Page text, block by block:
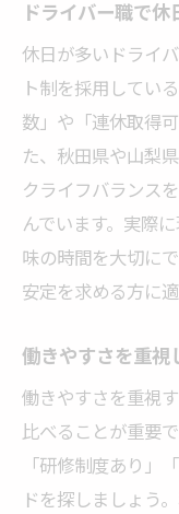
ドライバー職で
休日が多いドライ
ト制を採用してい
数」や「連休取得
た、秋田県や山梨
クライフバランス
んでいます。実際
味の時間を大切に
安定を求める方に適
働きやすさを重視
働きやすさを重視
比べることが重要
「研修制度あり」
ドを探しましょう